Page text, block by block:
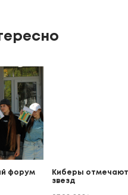
форум
Киберы
звезд